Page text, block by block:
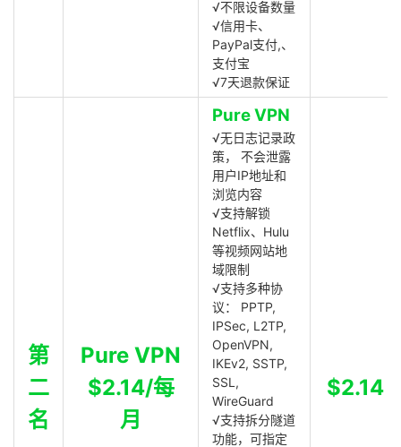
√不限设备数量
√信用卡、
PayPal支付,、
支付宝
√7天退款保证
第
二
名
Pure VPN
$2.14/每
月
Pure VPN
√无日志记录政
策， 不会泄露
用户IP地址和
浏览内容
√支持解锁
Netflix、Hulu
等视频网站地
域限制
√支持多种协
议： PPTP,
IPSec, L2TP,
OpenVPN,
IKEv2, SSTP,
SSL,
WireGuard
√支持拆分隧道
功能，可指定
$2.14